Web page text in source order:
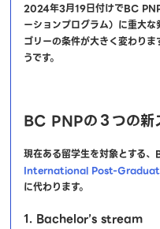
2024年3月19日付けでBC
ーションプログラム）に重大
ゴリーの条件が大きく変わり
うです。
BC PNPの３つの新
現在ある留学生を対象とする
International Post-
に代わります。
1. Bachelor’s stream